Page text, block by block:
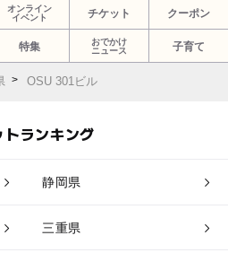
オンライン
イベント
チケット クーポン
特集
おでかけ
ニュース
子育て
OSU 301ビル
ランキング
静岡県
三重県